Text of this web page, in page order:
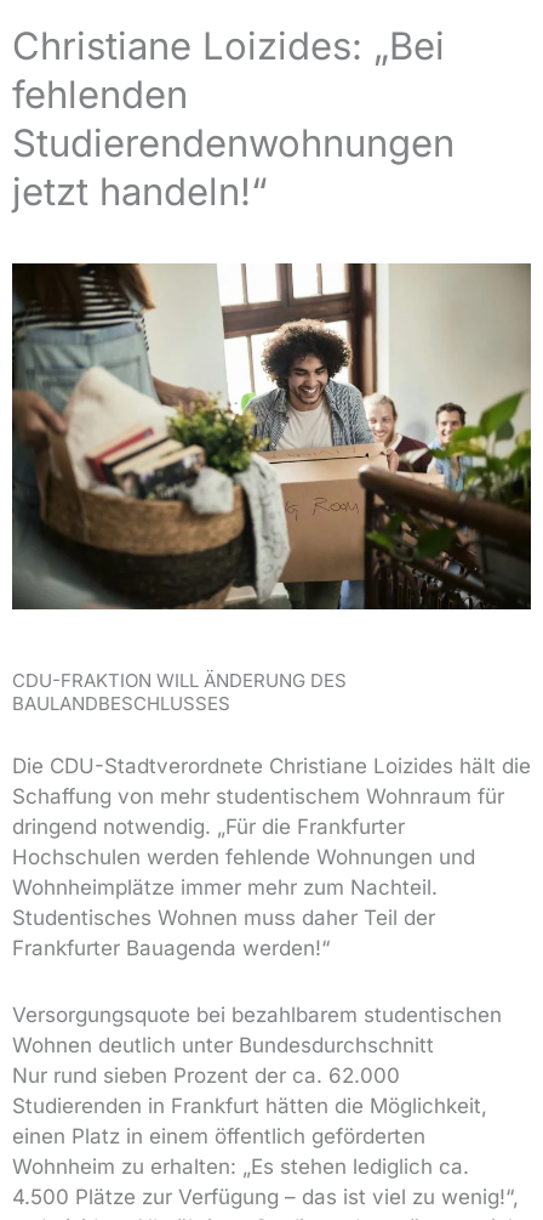
Christiane Loizides: „Bei
fehlenden
Studierendenwohnungen
jetzt handeln!“
CDU-FRAKTION WILL ÄNDERUNG DES
BAULANDBESCHLUSSES
Die CDU-Stadtverordnete Christiane Loizides hält die
Schaffung von mehr studentischem Wohnraum für
dringend notwendig. „Für die Frankfurter
Hochschulen werden fehlende Wohnungen und
Wohnheimplätze immer mehr zum Nachteil.
Studentisches Wohnen muss daher Teil der
Frankfurter Bauagenda werden!“
Versorgungsquote bei bezahlbarem studentischen
Wohnen deutlich unter Bundesdurchschnitt
Nur rund sieben Prozent der ca. 62.000
Studierenden in Frankfurt hätten die Möglichkeit,
einen Platz in einem öffentlich geförderten
Wohnheim zu erhalten: „Es stehen lediglich ca.
4.500 Plätze zur Verfügung – das ist viel zu wenig!“,